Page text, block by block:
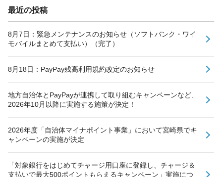
最近の投稿
8月7日：緊急メンテナンスのお知らせ（ソフトバンク・ワイ
モバイルまとめて支払い）（完了）
8月18日：PayPay残高利用規約改定のお知らせ
地方自治体とPayPayが連携して取り組むキャンペーンなど、
2026年10月以降に実施する施策が決定！
2026年度「自治体マイナポイント事業」において宮崎県でキ
ャンペーンの実施が決定
「対象銀行をはじめてチャージ用口座に登録し、チャージ＆
支払いで最大500ポイントもらえるキャンペーン」実施につ